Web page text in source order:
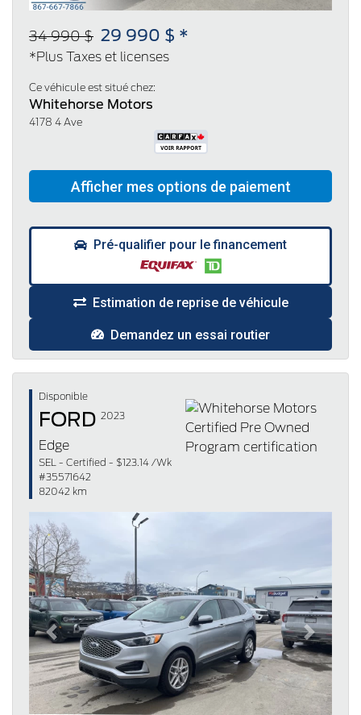
34 990 $ 29 990 $ *
*Plus Taxes et licenses
Ce véhicule est situé chez:
Whitehorse Motors
4178 4 Ave
Pré-qualifier pour le financement
Estimation de reprise de véhicule
Demandez un essai routier
Disponible
FORD 2023
Edge
SEL - Certified - $123.14 /Wk
#35571642
82042 km
Previous Next